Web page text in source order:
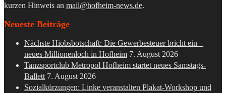
kurzen Hinweis an mail@hofheim-news.de.
Neueste Beiträge
Nächste Hiobsbotschaft: Die Gewerbesteuer bricht ein –
neues Millionenloch in Hofheim 7. August 2026
Tanzsportclub Metropol Hofheim startet neues Samstags-
Ballett 7. August 2026
Sozialkürzungen: Linke veranstalten Plakat-Workshop und